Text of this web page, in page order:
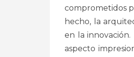
comprometidos
hecho, la
en la
aspecto